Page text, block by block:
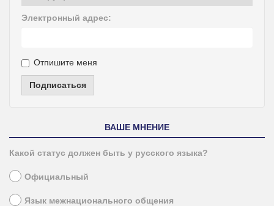
Электронный адрес:
Отпишите меня
Подписаться
ВАШЕ МНЕНИЕ
Какой статус должен быть у русского языка?
Официальный
Язык межнационального общения